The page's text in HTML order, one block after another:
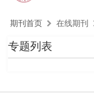
期刊首页 在线期刊
专题列表